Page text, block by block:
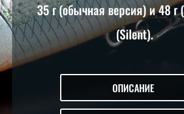
35 г (обычная версия) и 48 г
(Silent).
ОПИСАНИЕ